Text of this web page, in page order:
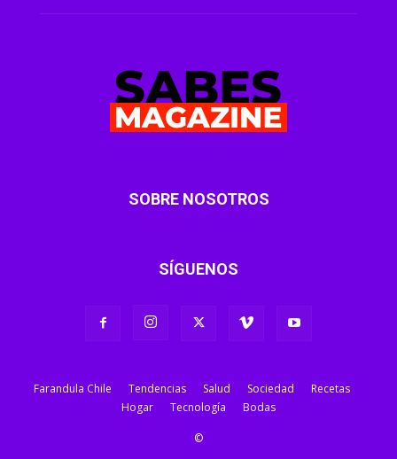
SOBRE NOSOTROS
SÍGUENOS
Farandula Chile Tendencias Salud Sociedad
Recetas
Hogar
Tecnología Bodas
©